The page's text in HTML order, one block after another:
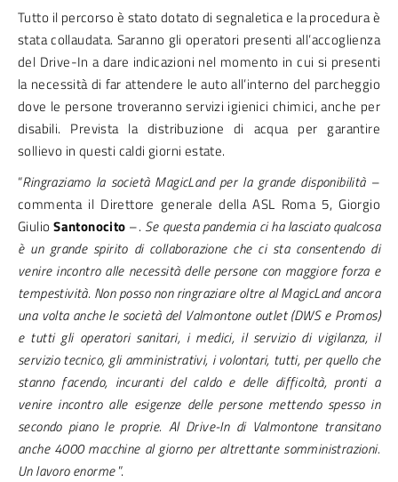
Tutto il percorso è stato dotato di segnaletica e la procedura è
stata collaudata. Saranno gli operatori presenti all’accoglienza
del Drive-In a dare indicazioni nel momento in cui si presenti
la necessità di far attendere le auto all’interno del parcheggio
dove le persone troveranno servizi igienici chimici, anche per
disabili. Prevista la distribuzione di acqua per garantire
sollievo in questi caldi giorni estate.
“Ringraziamo la società MagicLand per la grande disponibilità–
commenta il Direttore generale della ASL Roma 5, Giorgio
GiulioSantonocito –. Se questa pandemia ci ha lasciato qualcosa
è un grande spirito di collaborazione che ci sta consentendo di
venire incontro alle necessità delle persone con maggiore forza e
tempestività. Non posso non ringraziare oltre al MagicLand ancora
una volta anche le società del Valmontone outlet (DWS e Promos)
e tutti gli operatori sanitari, i medici, il servizio di vigilanza, il
servizio tecnico, gli amministrativi, i volontari, tutti, per quello che
stanno facendo, incuranti del caldo e delle difficoltà, pronti a
venire incontro alle esigenze delle persone mettendo spesso in
secondo piano le proprie. Al Drive-In di Valmontone transitano
anche 4000 macchine al giorno per altrettante somministrazioni.
Un lavoro enorme”.